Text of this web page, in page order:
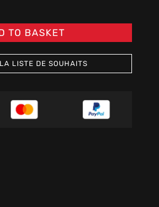
TO BASKET
LISTE DE SOUHAITS